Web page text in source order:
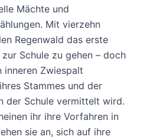
Mächte und
Mit vierzehn
Regenwald das erste
Schule zu gehen – doch
inneren Zwiespalt
Stammes und der
der Schule vermittelt wird.
ihr ihre Vorfahren in
sie an, sich auf ihre